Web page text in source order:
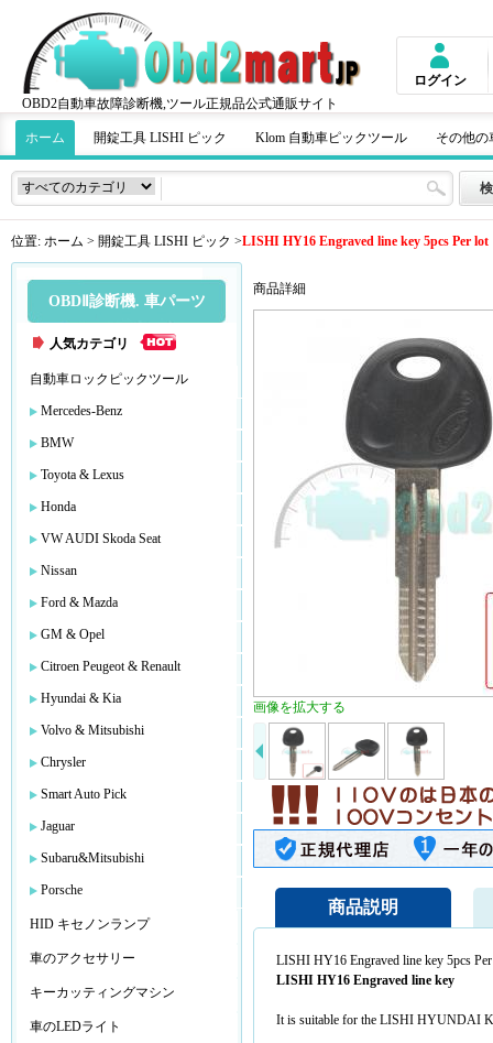
OBD2自動車故障診断機,ツール正規品公式通販サイト
ログイン
ホーム 開錠工具 LISHI ピック Klom 自動車ピックツール その他の
位置: ホーム > 開錠工具 LISHI ピック >LISHI HY16 Engraved line key 5pcs Per lot
OBDⅡ診断機. 車パーツ
人気カテゴリ
自動車ロックピックツール
Mercedes-Benz
BMW
Toyota & Lexus
Honda
VW AUDI Skoda Seat
Nissan
Ford & Mazda
GM & Opel
Citroen Peugeot & Renault
Hyundai & Kia
Volvo & Mitsubishi
Chrysler
Smart Auto Pick
Jaguar
Subaru&Mitsubishi
Porsche
HID キセノンランプ
車のアクセサリー
キーカッティングマシン
車のLEDライト
商品詳細
画像を拡大する
商品説明
LISHI HY16 Engraved line key 5pcs
LISHI HY16 Engraved line key
It is suitable for the LISHI HYUNDAI